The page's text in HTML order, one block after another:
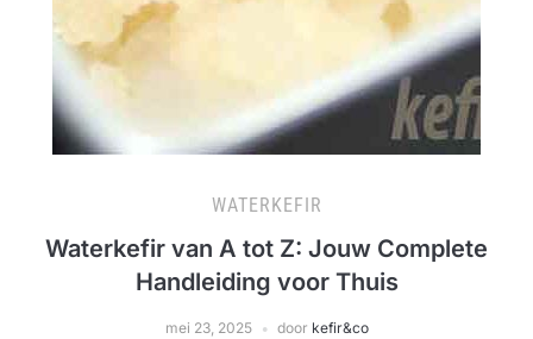
WATERKEFIR
Waterkefir van A tot Z: Jouw Complete
Handleiding voor Thuis
mei 23, 2025 door kefir&co